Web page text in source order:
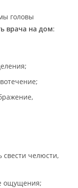
головы
врача на дом:
свести челюсти,
ощущения;